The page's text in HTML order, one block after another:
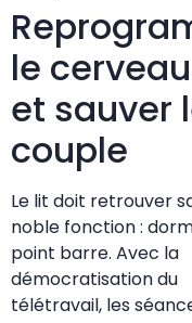
le
et sauver
couple
Le lit doit retrouver
noble fonction :
point barre. Avec la
démocratisation du
télétravail, les